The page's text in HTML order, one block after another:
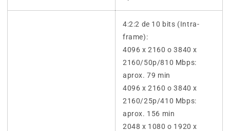
4:2:2 de 10 bits (Intra-
frame):
4096 x 2160 o 3840 x
2160/50p/810 Mbps:
aprox. 79 min
4096 x 2160 o 3840 x
2160/25p/410 Mbps:
aprox. 156 min
2048 x 1080 o 1920 x